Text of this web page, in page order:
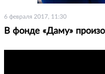
6 февраля 2017, 11:30
В фонде «Даму»